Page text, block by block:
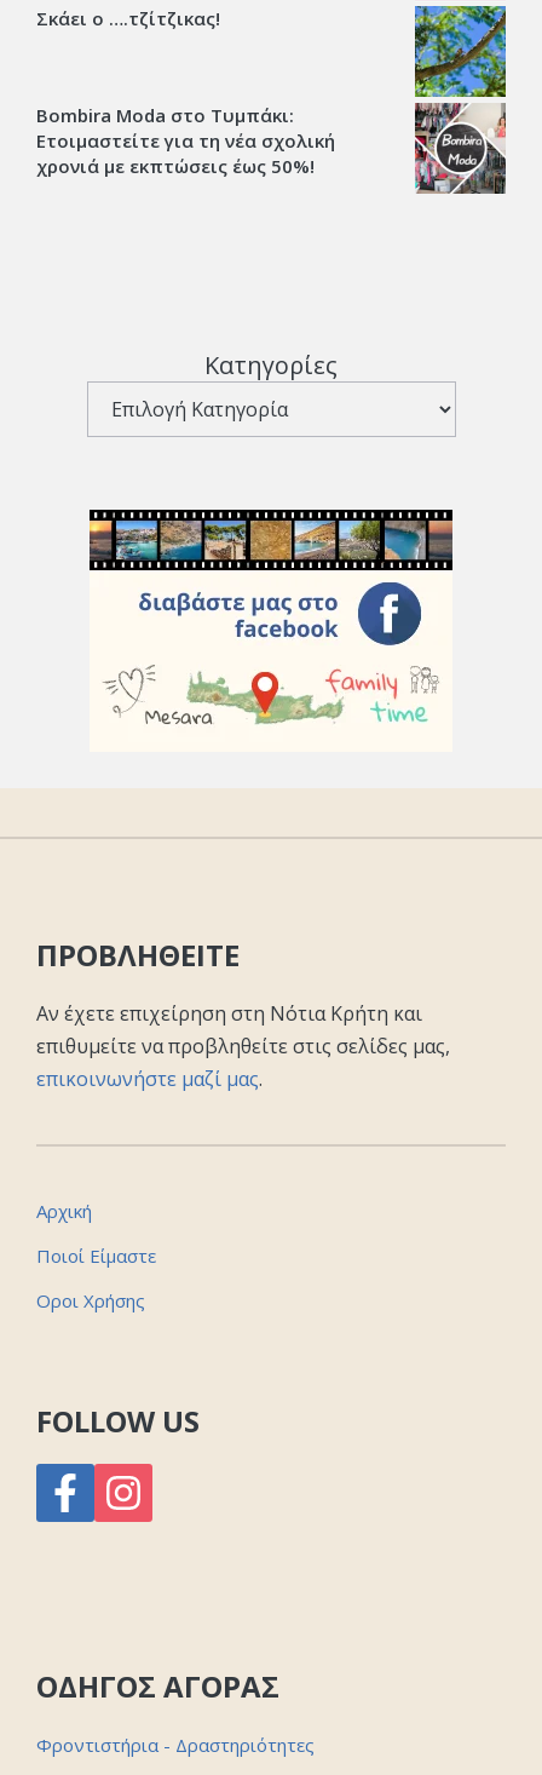
Σκάει ο ….τζίτζικας!
Bombira Moda στο Τυμπάκι:
Ετοιμαστείτε για τη νέα σχολική
χρονιά με εκπτώσεις έως 50%!
Κατηγορίες
ΠΡΟΒΛΗΘΕΙΤΕ
Αν έχετε επιχείρηση στη Νότια Κρήτη και
επιθυμείτε να προβληθείτε στις σελίδες μας,
επικοινωνήστε μαζί μας.
Αρχική
Ποιοί Είμαστε
Οροι Χρήσης
FOLLOW US
ΟΔΗΓΟΣ ΑΓΟΡΑΣ
Φροντιστήρια - Δραστηριότητες